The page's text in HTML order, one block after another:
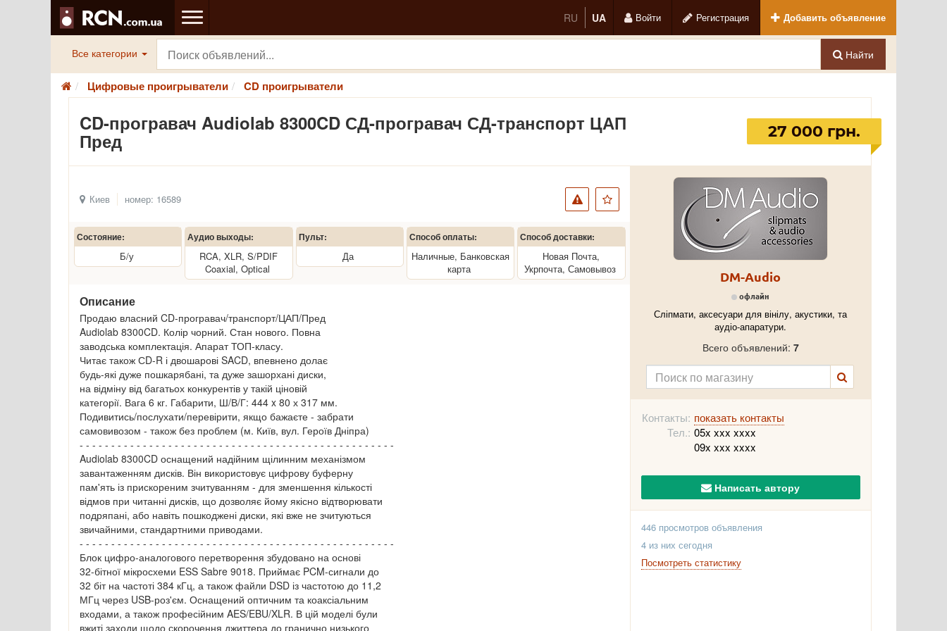
RU UA Войти Регистрация Добавить объявление
Все категории Найти
Цифровые проигрыватели CD проигрыватели
CD-програвач Audiolab 8300CD СД-програвач СД-транспорт ЦАП
Пред 27 000 грн.
Киев номер: 16589
Состояние:
Б/у
Аудио выходы:
RCA, XLR, S/PDIF
Coaxial, Optical
Пульт:
Да
Способ оплаты:
Наличные, Банковская
карта
Способ доставки:
Новая Почта,
Укрпочта, Самовывоз
Описание
Продаю власний CD-програвач/транспорт/ЦАП/Пред
Audiolab 8300CD. Колір чорний. Стан нового. Повна
заводська комплектація. Апарат ТОП-класу.
Читає також СD-R і двошарові SACD, впевнено долає
будь-які дуже пошкарябані, та дуже зашорхані диски,
на відміну від багатьох конкурентів у такій ціновій
категорії. Вага 6 кг. Габарити, Ш/В/Г: 444 x 80 х 317 мм.
Подивитись/послухати/перевірити, якщо бажаєте - забрати
самовивозом - також без проблем (м. Київ, вул. Героїв Дніпра)
- - - - - - - - - - - - - - - - - - - - - - - - - - - - - - - - - - - - - - - - - - - - - - - - - -
Audiolab 8300CD оснащений надійним щілинним механізмом
завантаженням дисків. Він використовує цифрову буферну
пам'ять із прискореним зчитуванням - для зменшення кількості
відмов при читанні дисків, що дозволяє йому якісно відтворювати
подряпані, або навіть пошкоджені диски, які вже не зчитуються
звичайними, стандартними приводами.
- - - - - - - - - - - - - - - - - - - - - - - - - - - - - - - - - - - - - - - - - - - - - - - - - -
Блок цифро-аналогового перетворення збудовано на основі
32-бітної мікросхеми ESS Sabre 9018. Приймає PCM-сигнали до
32 біт на частоті 384 кГц, а також файли DSD із частотою до 11,2
МГц через USB-роз'єм. Оснащений оптичним та коаксіальним
входами, а також професійним AES/EBU/XLR. В цій моделі були
вжиті заходи щодо скорочення джиттера до гранично низького
DM-Audio
офлайн
Сліпмати, аксесуари для вінілу, акустики, та
аудіо-апаратури.
Всего объявлений: 7
Контакты: показать контакты
Тел.: 05x xxx xxxx
09x xxx xxxx
Написать автору
446 просмотров объявления
4 из них сегодня
Посмотреть статистику